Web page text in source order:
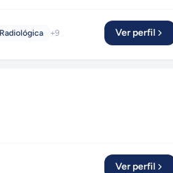
+9 Ver perfil
Ver perfil